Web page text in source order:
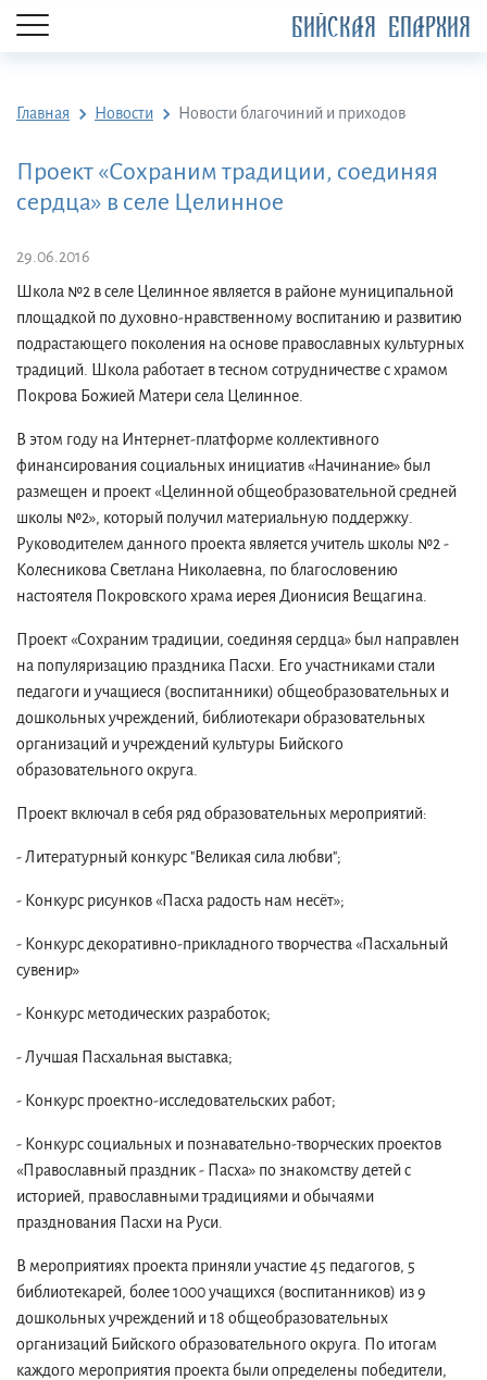
БИЙСКАЯ ЕПАРХИЯ
Главная Новости Новости благочиний и приходов
Проект «Сохраним традиции, соединяя
сердца» в селе Целинное
29.06.2016
Школа №2 в селе Целинное является в районе муниципальной
площадкой по духовно-нравственному воспитанию и развитию
подрастающего поколения на основе православных культурных
традиций. Школа работает в тесном сотрудничестве с храмом
Покрова Божией Матери села Целинное.
В этом году на Интернет-платформе коллективного
финансирования социальных инициатив «Начинание» был
размещен и проект «Целинной общеобразовательной средней
школы №2», который получил материальную поддержку.
Руководителем данного проекта является учитель школы №2 -
Колесникова Светлана Николаевна, по благословению
настоятеля Покровского храма иерея Дионисия Вещагина.
Проект «Сохраним традиции, соединяя сердца» был направлен
на популяризацию праздника Пасхи. Его участниками стали
педагоги и учащиеся (воспитанники) общеобразовательных и
дошкольных учреждений, библиотекари образовательных
организаций и учреждений культуры Бийского
образовательного округа.
Проект включал в себя ряд образовательных мероприятий:
- Литературный конкурс "Великая сила любви";
- Конкурс рисунков «Пасха радость нам несёт»;
- Конкурс декоративно-прикладного творчества «Пасхальный
сувенир»
- Конкурс методических разработок;
- Лучшая Пасхальная выставка;
- Конкурс проектно-исследовательских работ;
- Конкурс социальных и познавательно-творческих проектов
«Православный праздник - Пасха» по знакомству детей с
историей, православными традициями и обычаями
празднования Пасхи на Руси.
В мероприятиях проекта приняли участие 45 педагогов, 5
библиотекарей, более 1000 учащихся (воспитанников) из 9
дошкольных учреждений и 18 общеобразовательных
организаций Бийского образовательного округа. По итогам
каждого мероприятия проекта были определены победители,